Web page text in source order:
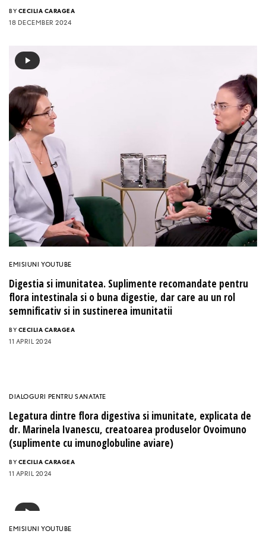
BY CECILIA CARAGEA
18 DECEMBER 2024
EMISIUNI YOUTUBE
Digestia si imunitatea. Suplimente recomandate pentru
flora intestinala si o buna digestie, dar care au un rol
semnificativ si in sustinerea imunitatii
BY CECILIA CARAGEA
11 APRIL 2024
DIALOGURI PENTRU SANATATE
Legatura dintre flora digestiva si imunitate, explicata de
dr. Marinela Ivanescu, creatoarea produselor Ovoimuno
(suplimente cu imunoglobuline aviare)
BY CECILIA CARAGEA
11 APRIL 2024
EMISIUNI YOUTUBE